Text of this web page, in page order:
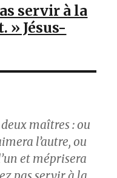
servir à la
» Jésus-
maîtres : ou
l’autre, ou
et méprisera